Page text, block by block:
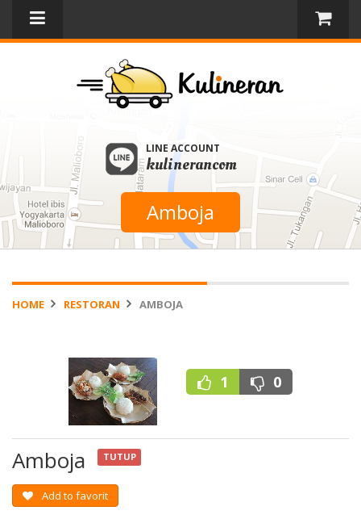
LINE ACCOUNT
kulinerancom
Amboja
HOME RESTORAN AMBOJA
1 0
Amboja TUTUP
Add to favorit